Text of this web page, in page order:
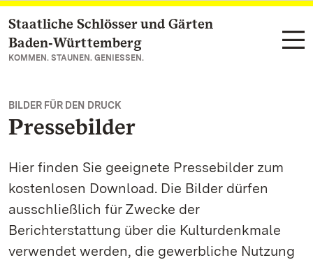
Zum Hauptinhalt springen
Staatliche Schlösser und Gärten
Baden‑Württemberg
KOMMEN. STAUNEN. GENIESSEN.
BILDER FÜR DEN DRUCK
Pressebilder
Hier finden Sie geeignete Pressebilder zum
kostenlosen Download. Die Bilder dürfen
ausschließlich für Zwecke der
Berichterstattung über die Kulturdenkmale
verwendet werden, die gewerbliche Nutzung